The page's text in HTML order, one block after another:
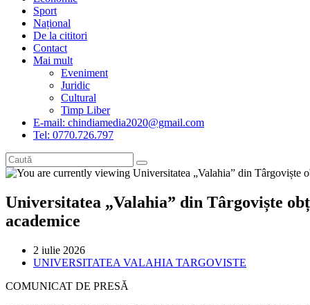
Sport
Național
De la cititori
Contact
Mai mult
Eveniment
Juridic
Cultural
Timp Liber
E-mail: chindiamedia2020@gmail.com
Tel: 0770.726.797
Universitatea „Valahia” din Târgoviște
academice
Post
published:
2 iulie 2026
Post
UNIVERSITATEA VALAHIA TARGOVISTE
COMUNICAT DE PRESĂ